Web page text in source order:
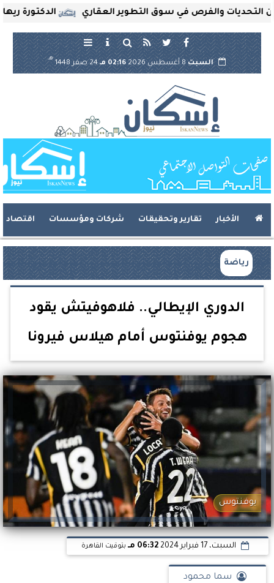
الدكتورة ريهام والفرص في سوق التطوير العقاري
السبت8 أغسطس 2026 02:16 مـ 24 صفر 1448
هـ
الأخبار تقارير وتحقيقات شركات ومؤسسات اقتصاد
رياضة
الدوري الإيطالي.. فلاهوفيتش يقود
هجوم يوفنتوس أمام هيلاس فيرونا
يوفنتوس
السبت، 17 فبراير 2024 06:32 مـ بتوقيت القاهرة
سما محمود